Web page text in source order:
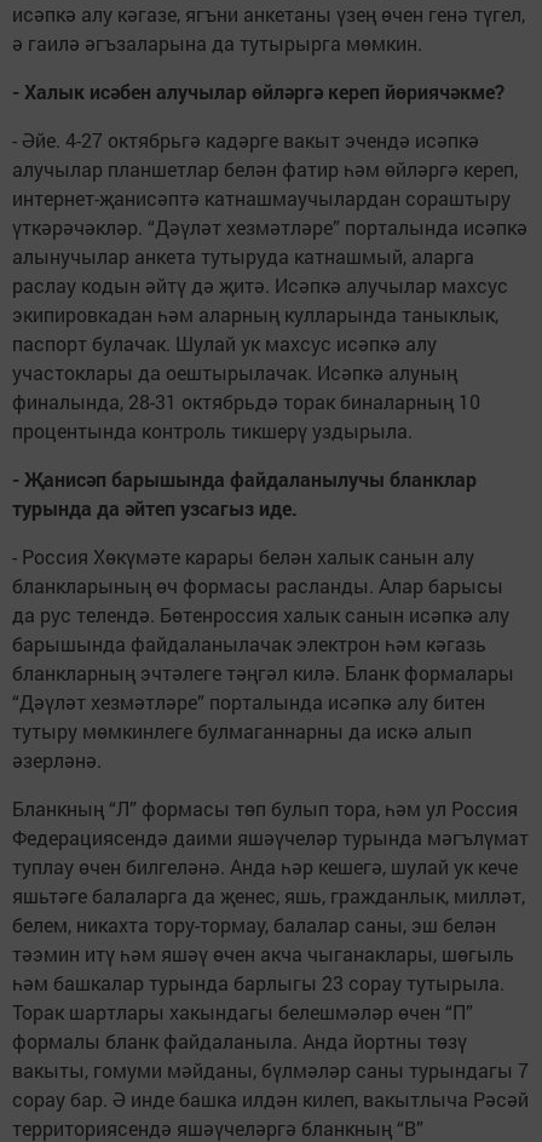
исәпкә алу кәгазе, ягъни анкетаны үзең өчен генә түгел,
ә гаилә әгъзаларына да тутырырга мөмкин.
- Халык исәбен алучылар өйләргә кереп йөриячәкме?
- Әйе. 4-27 октябрьгә кадәрге вакыт эчендә исәпкә
алучылар планшетлар белән фатир һәм өйләргә кереп,
интернет-җанисәптә катнашмаучылардан сораштыру
үткәрәчәкләр. “Дәүләт хезмәтләре” порталында исәпкә
алынучылар анкета тутыруда катнашмый, аларга
раслау кодын әйтү дә җитә. Исәпкә алучылар махсус
экипировкадан һәм аларның кулларында таныклык,
паспорт булачак. Шулай ук махсус исәпкә алу
участоклары да оештырылачак. Исәпкә алуның
финалында, 28-31 октябрьдә торак биналарның 10
процентында контроль тикшерү уздырыла.
- Җанисәп барышында файдаланылучы бланклар
турында да әйтеп узсагыз иде.
- Россия Хөкүмәте карары белән халык санын алу
бланкларының өч формасы расланды. Алар барысы
да рус телендә. Бөтенроссия халык санын исәпкә алу
барышында файдаланылачак электрон һәм кәгазь
бланкларның эчтәлеге тәңгәл килә. Бланк формалары
“Дәүләт хезмәтләре” порталында исәпкә алу битен
тутыру мөмкинлеге булмаганнарны да искә алып
әзерләнә.
Бланкның “Л” формасы төп булып тора, һәм ул Россия
Федерациясендә даими яшәүчеләр турында мәгълүмат
туплау өчен билгеләнә. Анда һәр кешегә, шулай ук кече
яшьтәге балаларга да җенес, яшь, гражданлык, милләт,
белем, никахта тору-тормау, балалар саны, эш белән
тәэмин итү һәм яшәү өчен акча чыганаклары, шөгыль
һәм башкалар турында барлыгы 23 сорау тутырыла.
Торак шартлары хакындагы белешмәләр өчен “П”
формалы бланк файдаланыла. Анда йортны төзү
вакыты, гомуми мәйданы, бүлмәләр саны турындагы 7
сорау бар. Ә инде башка илдән килеп, вакытлыча Рәсәй
территориясендә яшәүчеләргә бланкның “В”